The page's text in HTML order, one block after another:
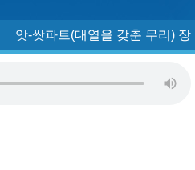
앗-쌋파트(대열을 갖춘 무리) 장